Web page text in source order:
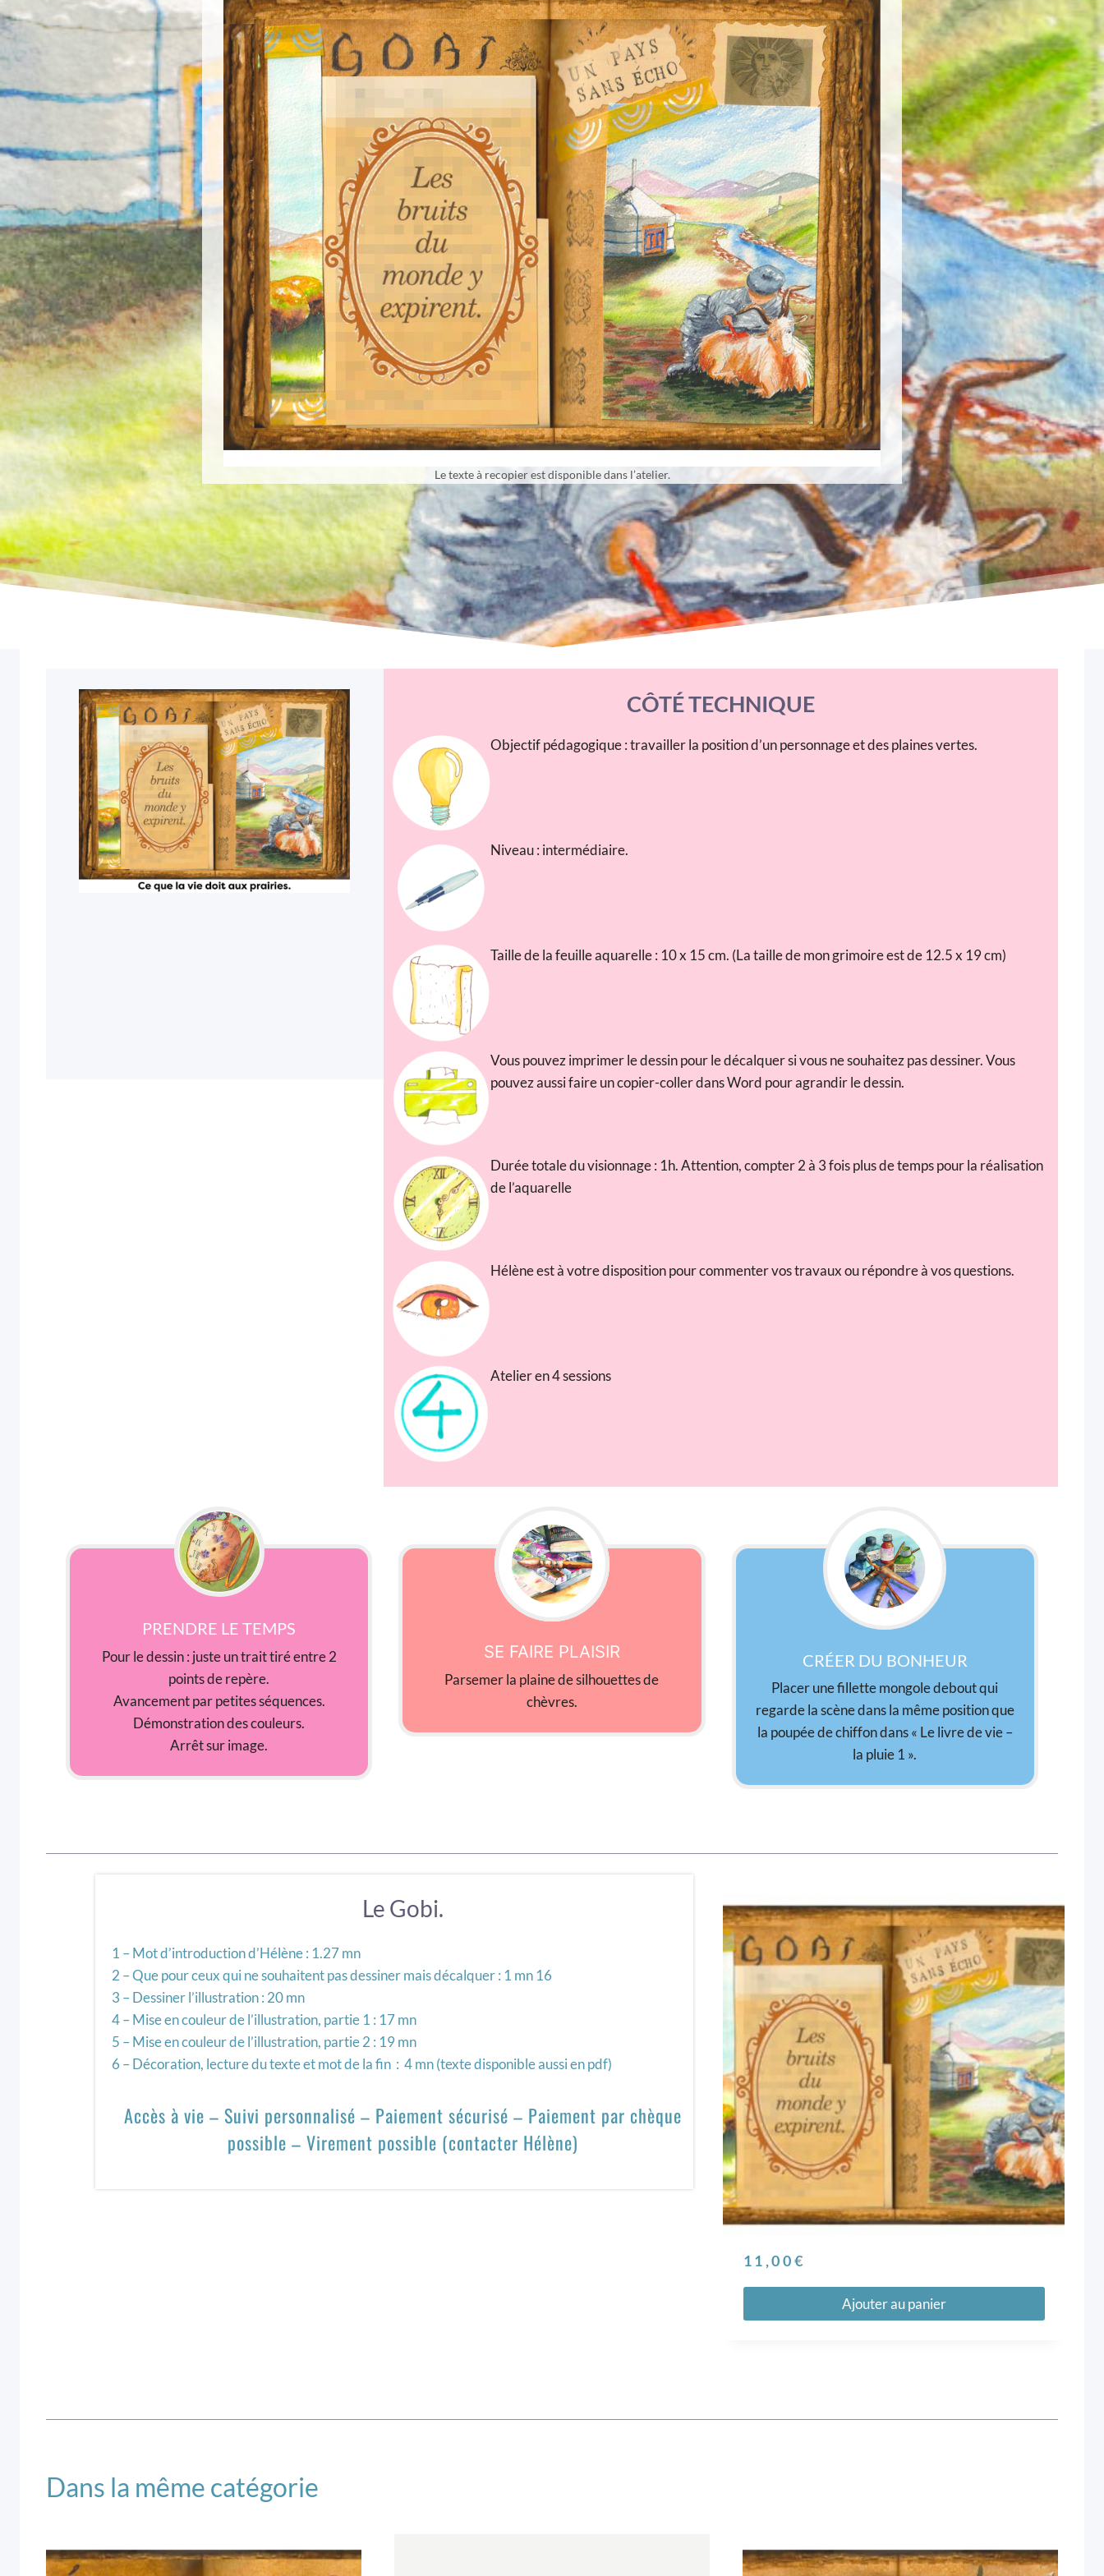
Le texte à recopier est disponible dans l’atelier.
CÔTÉ TECHNIQUE
Objectif pédagogique : travailler la position d’un personnage et des plaines vertes.
Niveau : intermédiaire.
Taille de la feuille aquarelle : 10 x 15 cm. (La taille de mon grimoire est de 12.5 x 19 cm)
Vous pouvez imprimer le dessin pour le décalquer si vous ne souhaitez pas dessiner. Vous
pouvez aussi faire un copier-coller dans Word pour agrandir le dessin.
Durée totale du visionnage : 1h. Attention, compter 2 à 3 fois plus de temps pour la réalisation
de l’aquarelle
Hélène est à votre disposition pour commenter vos travaux ou répondre à vos questions.
Atelier en 4 sessions
PRENDRE LE TEMPS
Pour le dessin : juste un trait tiré entre 2
points de repère.
Avancement par petites séquences.
Démonstration des couleurs.
Arrêt sur image.
SE FAIRE PLAISIR
Parsemer la plaine de silhouettes de
chèvres.
CRÉER DU BONHEUR
Placer une fillette mongole debout qui
regarde la scène dans la même position que
la poupée de chiffon dans « Le livre de vie –
la pluie 1 ».
Le Gobi.
1 – Mot d’introduction d’Hélène : 1.27 mn
2 – Que pour ceux qui ne souhaitent pas dessiner mais décalquer : 1 mn 16
3 – Dessiner l’illustration : 20 mn
4 – Mise en couleur de l’illustration, partie 1 : 17 mn
5 – Mise en couleur de l’illustration, partie 2 : 19 mn
6 – Décoration, lecture du texte et mot de la fin : 4 mn (texte disponible aussi en pdf)
Accès à vie – Suivi personnalisé – Paiement sécurisé – Paiement par chèque
possible – Virement possible (contacter Hélène)
11,00€
Ajouter au panier
Dans la même catégorie